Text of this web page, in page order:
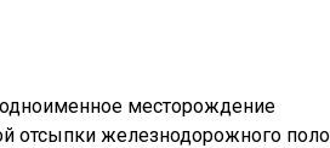
месторождение
отсыпки железнодорожного